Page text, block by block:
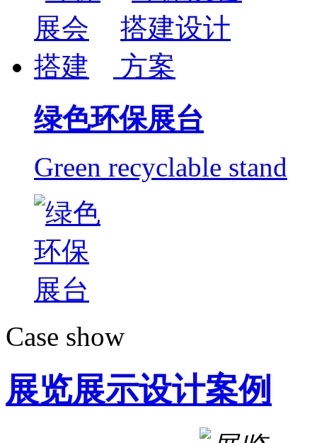
绿色环保展台
Green recyclable stand
Case show
展览展示设计案例